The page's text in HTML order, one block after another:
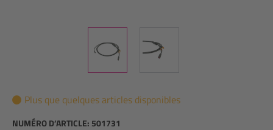
Plus que quelques articles disponibles
NUMÉRO D’ARTICLE: 501731